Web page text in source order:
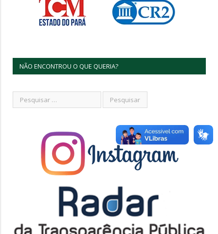
NÃO ENCONTROU O QUE QUERIA?